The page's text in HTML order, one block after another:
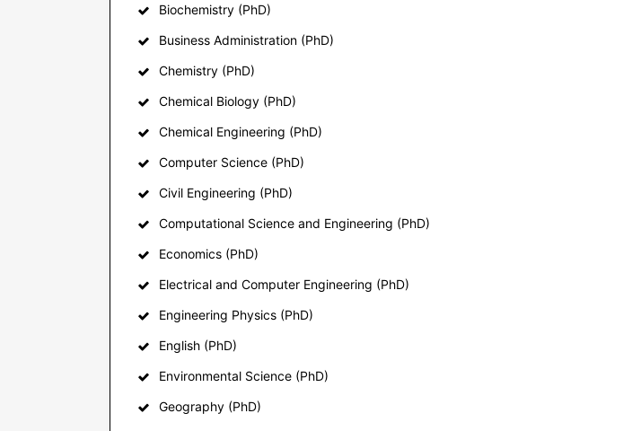
Biochemistry (PhD)
Business Administration (PhD)
Chemistry (PhD)
Chemical Biology (PhD)
Chemical Engineering (PhD)
Computer Science (PhD)
Civil Engineering (PhD)
Computational Science and Engineering (PhD)
Economics (PhD)
Electrical and Computer Engineering (PhD)
Engineering Physics (PhD)
English (PhD)
Environmental Science (PhD)
Geography (PhD)